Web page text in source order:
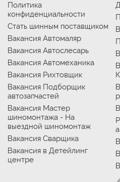
Политика
конфиденциальности
Стать шинным поставщиком
Вакансия Автомаляр
Вакансия Автослесарь
Вакансия Автомеханика
Вакансия Рихтовщик
Вакансия Подборщик
автозапчастей
Вакансия Мастер
шиномонтажа - На
выездной шиномонтаж
Вакансия Сварщика
Вакансия в Детейлинг
центре